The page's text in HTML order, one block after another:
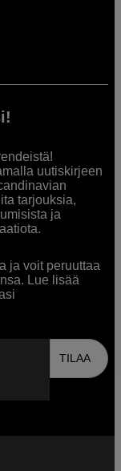
uutiskirjeen
tarjouksia,
ja
ja voit peruuttaa
Lue lisää
TILAA